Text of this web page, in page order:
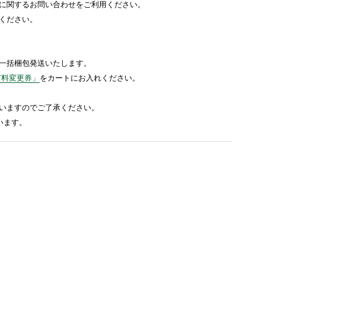
するお問い合わせをご利用ください。
ださい。
梱包発送いたします。
変更券」 をカートにお入れください。
すのでご了承ください。
す。